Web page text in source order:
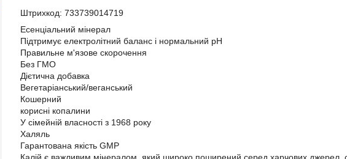
Штрихкод: 733739014719
Есенціальний мінерал
Підтримує електролітний баланс і нормальний pH
Правильне м'язове скорочення
Без ГМО
Дієтична добавка
Вегетаріанський/веганський
Кошерний
корисні копалини
У сімейній власності з 1968 року
Халяль
Гарантована якість GMP